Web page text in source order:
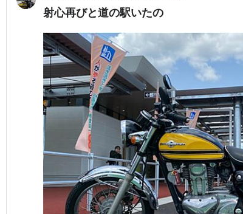
射心再びと道の駅いたの